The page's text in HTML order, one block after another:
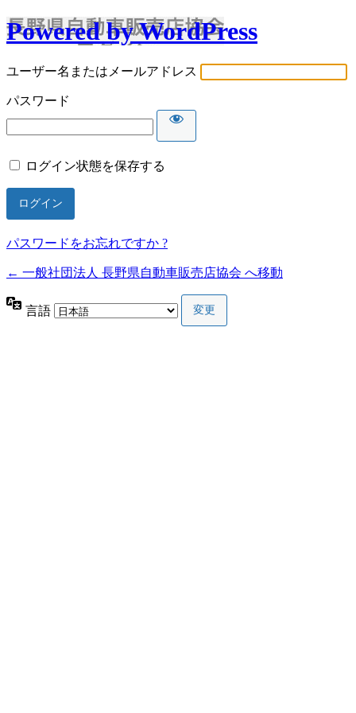
Powered by WordPress
ユーザー名またはメールアドレス
パスワード
ログイン状態を保存する
パスワードをお忘れですか ?
← 一般社団法人 長野県自動車販売店協会 へ移動
言語